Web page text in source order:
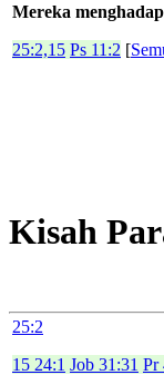
Mereka
25:2,15 Ps 11:2 [
Kisah
25:2
15 24:1 Job 31:31 Pr